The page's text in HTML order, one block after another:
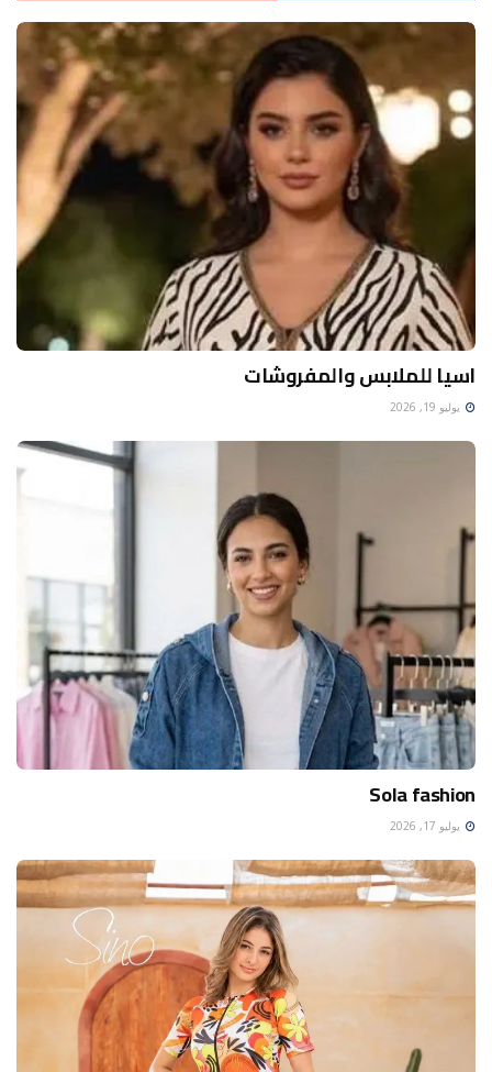
اسيا للملابس والمفروشات
يوليو 19, 2026
Sola fashion
يوليو 17, 2026